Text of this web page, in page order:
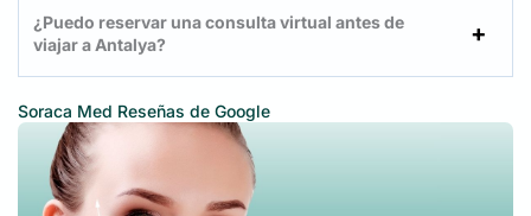
¿Puedo reservar una consulta virtual antes de
viajar a Antalya?
Soraca Med Reseñas de Google